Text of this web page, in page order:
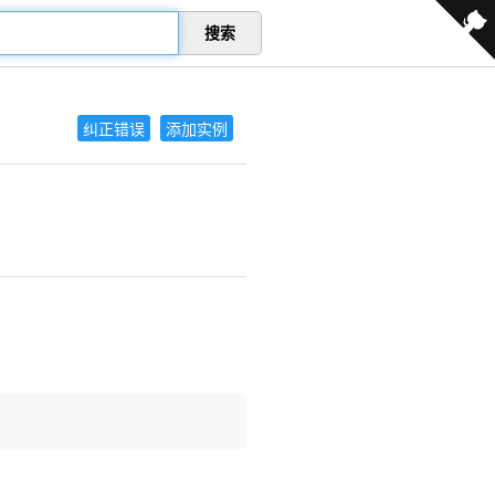
搜索
纠正错误 添加实例